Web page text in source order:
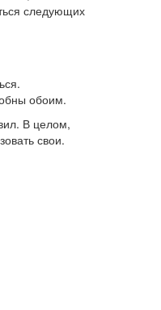
следующих
обоим.
В целом,
свои.